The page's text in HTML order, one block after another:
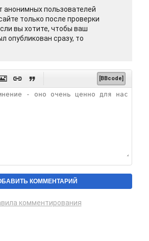
анонимных пользователей
только после проверки
вы хотите, чтобы ваш
опубликован сразу, то
  [BBcode]
комментирования